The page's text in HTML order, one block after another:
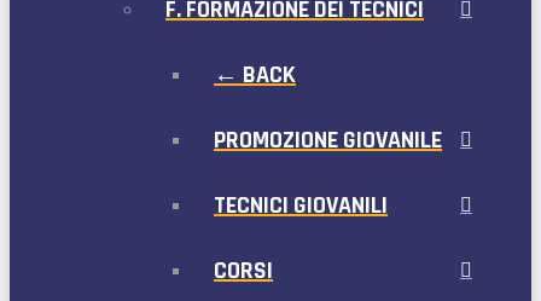
F. FORMAZIONE DEI TECNICI
← BACK
PROMOZIONE GIOVANILE
TECNICI GIOVANILI
CORSI